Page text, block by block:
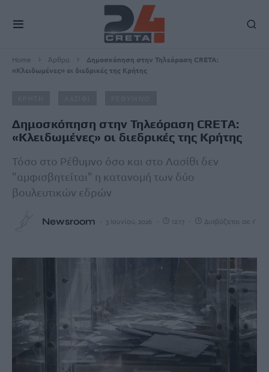
Home Άρθρα
Δημοσκόπηση στην Τηλεόραση CRETA:
«Κλειδωμένες» οι διεδρικές της Κρήτης
Δημοσκόπηση στην Τηλεόραση CRETA:
«Κλειδωμένες» οι διεδρικές της Κρήτης
Τόσο στο Ρέθυμνο όσο και στο Λασίθι δεν
"αμφισβητείται" η κατανομή των δύο
βουλευτικών εδρών
Newsroom 3 Ιουνίου, 2026 12:17 Διαβάζεται σε 1'